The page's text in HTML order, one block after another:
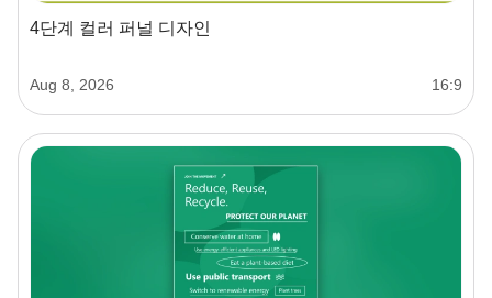
4단계 컬러 퍼널 디자인
Aug 8, 2026 16:9